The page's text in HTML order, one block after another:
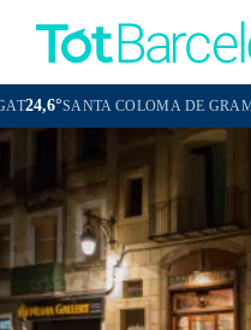
COLOMA DE GRAMENET